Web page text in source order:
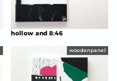
hollow and 8:46
woodenpanel